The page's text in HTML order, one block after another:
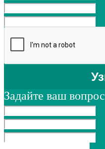
Задайте ваш вопрос